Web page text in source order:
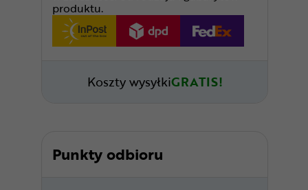
produktu.
Koszty wysyłkiGRATIS!
Punkty odbioru